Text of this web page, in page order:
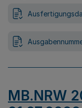
MB.NRW